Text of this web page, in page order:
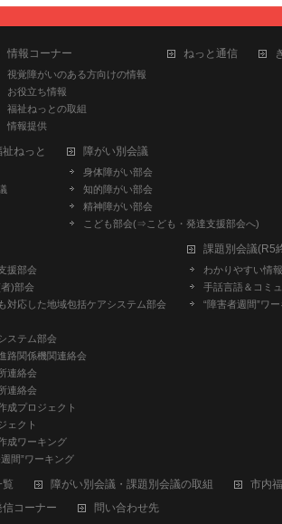
情報コーナー
視覚障がいのある方向けの情報
お役立ち情報
福祉ねっとの取組
情報提供
ねっと通信
ねっと 障がい別会議
身体障がい部会
知的障がい部会
精神障がい部会
こども部会(⇒こども・発達支援部会へ)
援部会
)部会
対応した地域包括ケアシステム部会
ステム部会
路関係機関連絡会
連絡会
連絡会
成プロジェクト
ェクト
成ワーキング
間”ワーキング
課題別会議(R5
わかりやすい情
手話言語＆コミ
“障害者週間”ワ
覧 障がい別会議・課題別会議の取組
市内
コーナー
問い合わせ先